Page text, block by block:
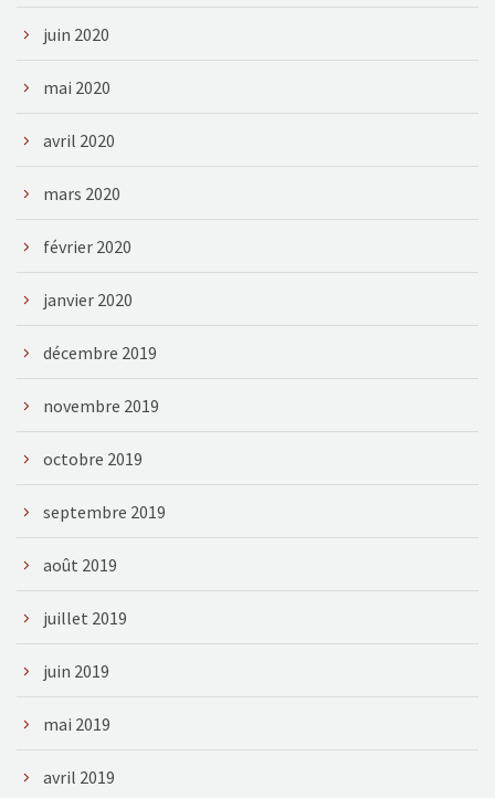
juin 2020
mai 2020
avril 2020
mars 2020
février 2020
janvier 2020
décembre 2019
novembre 2019
octobre 2019
septembre 2019
août 2019
juillet 2019
juin 2019
mai 2019
avril 2019